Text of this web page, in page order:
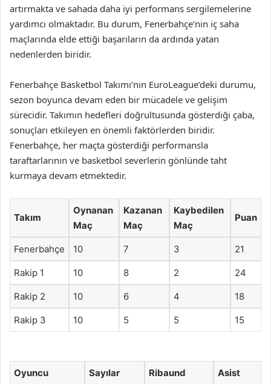
artırmakta ve sahada daha iyi performans sergilemelerine
yardımcı olmaktadır. Bu durum, Fenerbahçe’nin iç saha
maçlarında elde ettiği başarıların da ardında yatan
nedenlerden biridir.
Fenerbahçe Basketbol Takımı’nın EuroLeague’deki durumu,
sezon boyunca devam eden bir mücadele ve gelişim
sürecidir. Takımın hedefleri doğrultusunda gösterdiği çaba,
sonuçları etkileyen en önemli faktörlerden biridir.
Fenerbahçe, her maçta gösterdiği performansla
taraftarlarının ve basketbol severlerin gönlünde taht
kurmaya devam etmektedir.
Takım
Oynanan
Maç
Kazanan
Maç
Kaybedilen
Maç
Puan
Fenerbahçe 10 7 3 21
Rakip 1 10 8 2 24
Rakip 2 10 6 4 18
Rakip 3 10 5 5 15
Oyuncu Sayılar Ribaund Asist